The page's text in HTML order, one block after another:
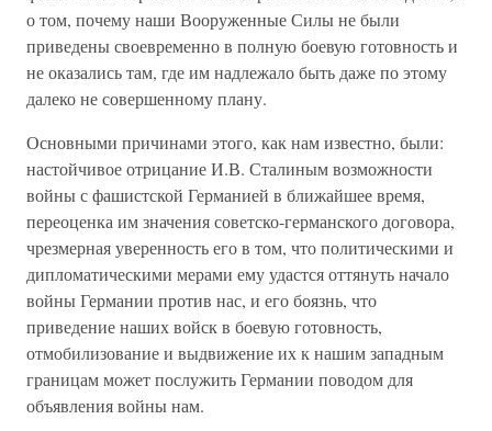
о том, почему наши Вооруженные Силы не были
приведены своевременно в полную боевую готовность и
не оказались там, где им надлежало быть даже по этому
далеко не совершенному плану.
Основными причинами этого, как нам известно, были:
настойчивое отрицание И.В. Сталиным возможности
войны с фашистской Германией в ближайшее время,
переоценка им значения советско-германского договора,
чрезмерная уверенность его в том, что политическими и
дипломатическими мерами ему удастся оттянуть начало
войны Германии против нас, и его боязнь, что
приведение наших войск в боевую готовность,
отмобилизование и выдвижение их к нашим западным
границам может послужить Германии поводом для
объявления войны нам.